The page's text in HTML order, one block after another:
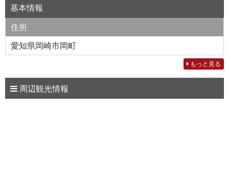
基本情報
住所
愛知県岡崎市岡町
もっと見る
周辺観光情報